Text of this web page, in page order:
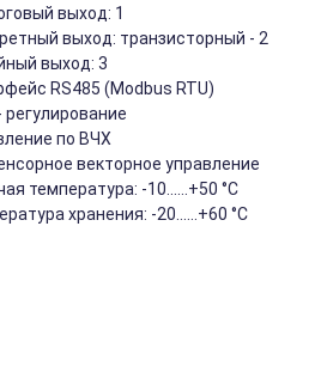
выход: 1
выход: транзисторный - 2
выход: 3
RS485 (Modbus RTU)
по ВЧХ
векторное управление
температура: -10......+50 °С
хранения: -20......+60 °С